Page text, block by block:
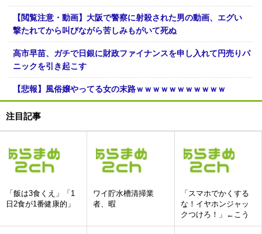
【閲覧注意・動画】大阪で警察に射殺された男の動画、エグい
撃たれてから叫びながら苦しみもがいて死ぬ
高市早苗、ガチで日銀に財政ファイナンスを申し入れて円売りパ
ニックを引き起こす
【悲報】風俗嬢やってる女の末路ｗｗｗｗｗｗｗｗｗｗｗ
注目記事
「飯は3食くえ」「1
日2食が1番健康的」
ワイ貯水槽清掃業
者、暇
「スマホでかくする
な！イヤホンジャッ
クつけろ！」←こう
いう人達ってどこい